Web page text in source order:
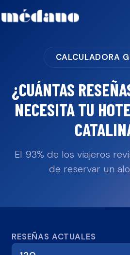
CALCULADORA
¿CUÁNTAS
NECESITA TU
El 93% de los viajeros
de reservar un
Calculadora de
RESEÑAS ACTUALES